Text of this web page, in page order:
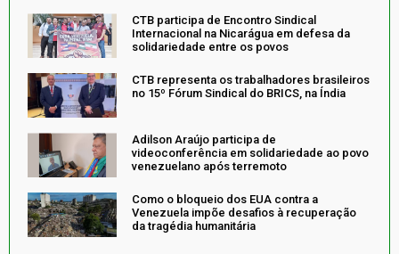
CTB participa de Encontro Sindical
Internacional na Nicarágua em defesa da
solidariedade entre os povos
CTB representa os trabalhadores brasileiros
no 15º Fórum Sindical do BRICS, na Índia
Adilson Araújo participa de
videoconferência em solidariedade ao povo
venezuelano após terremoto
Como o bloqueio dos EUA contra a
Venezuela impõe desafios à recuperação
da tragédia humanitária